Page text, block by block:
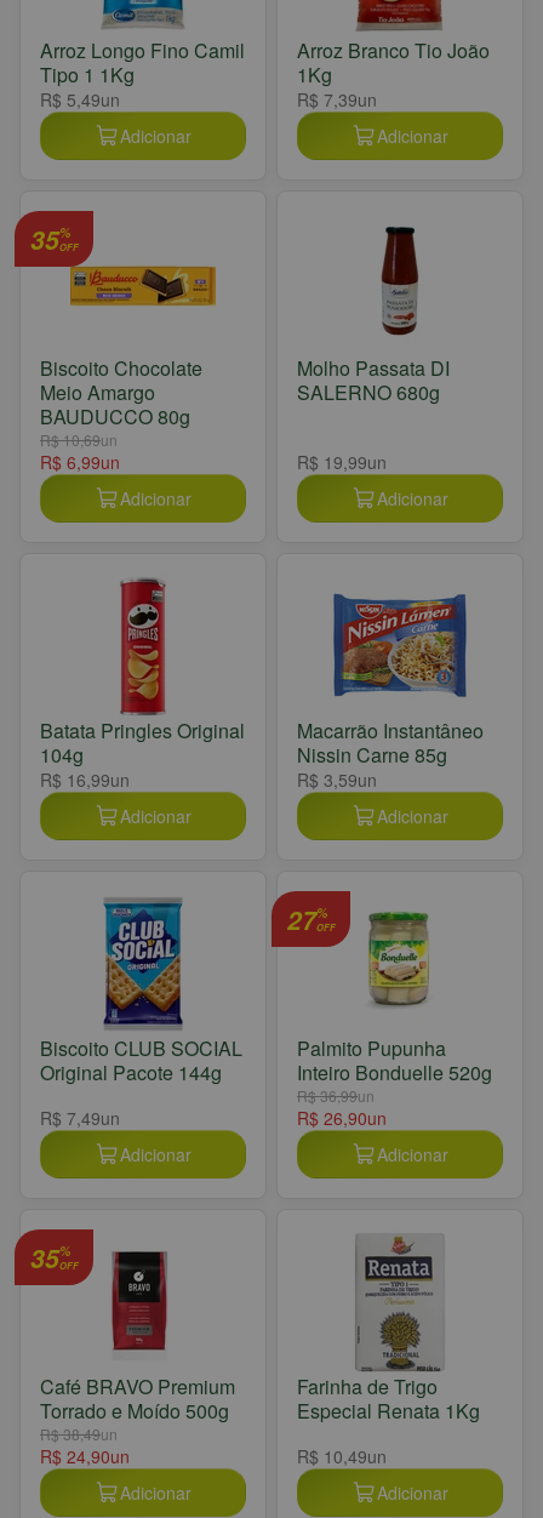
Arroz Longo Fino Camil
Tipo 1 1Kg
R$ 5,49un
Adicionar
Arroz Branco Tio João
1Kg
R$ 7,39un
Adicionar
35%
OFF
Biscoito Chocolate
Meio Amargo
BAUDUCCO 80g
R$ 10,69un
R$ 6,99un
Adicionar
Molho Passata DI
SALERNO 680g
R$ 19,99un
Adicionar
Batata Pringles Original
104g
R$ 16,99un
Adicionar
Macarrão Instantâneo
Nissin Carne 85g
R$ 3,59un
Adicionar
Biscoito CLUB SOCIAL
Original Pacote 144g
R$ 7,49un
Adicionar
27%
OFF
Palmito Pupunha
Inteiro Bonduelle 520g
R$ 36,99un
R$ 26,90un
Adicionar
35%
OFF
Café BRAVO Premium
Torrado e Moído 500g
R$ 38,49un
R$ 24,90un
Adicionar
Farinha de Trigo
Especial Renata 1Kg
R$ 10,49un
Adicionar